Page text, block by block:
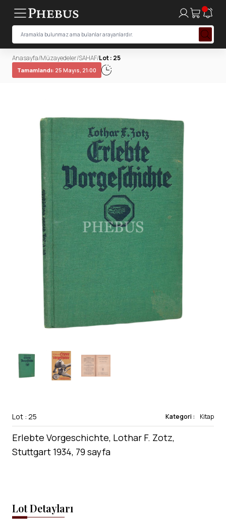
Anasayfa/Müzayedeler/SAHAF/Lot : 25
Tamamlandı: 25 Mayıs, 21:00
Lot : 25 Kategori : Kitap
Erlebte Vorgeschichte, Lothar F. Zotz,
Stuttgart 1934, 79 sayfa
Lot Detayları